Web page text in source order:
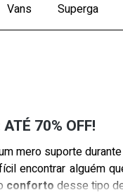
Vans Superga
70% OFF!
mero suporte
encontrar alguém
conforto desse tipo